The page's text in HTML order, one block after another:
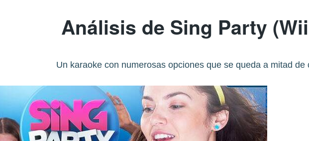
Análisis de Sing Party
Un karaoke con numerosas opciones que se queda a mitad de